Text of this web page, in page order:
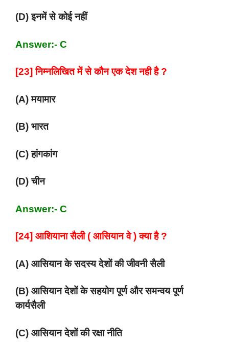
(D) इनमें से कोई नहीं
Answer:- C
[23] निम्नलिखित में से कौन एक देश नही है ?
(A) मयामार
(B) भारत
(C) हांगकांग
(D) चीन
Answer:- C
[24] आशियाना सैली ( आसियान वे ) क्या है ?
(A) आसियान के सदस्य देशों की जीवनी सैली
(B) आसियान देशों के सहयोग पूर्ण और समन्वय पूर्ण
कार्यसैली
(C) आसियान देशों की रक्षा नीति